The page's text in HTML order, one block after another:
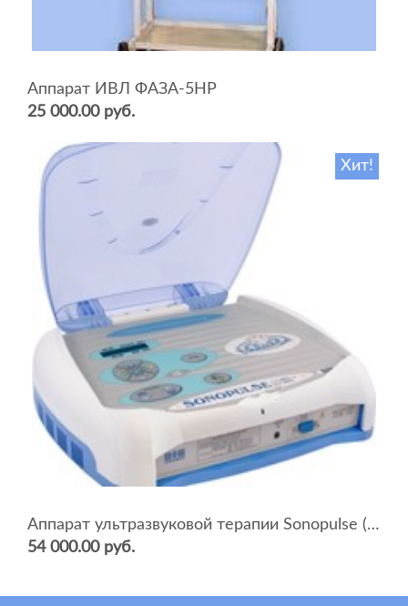
Аппарат ИВЛ ФАЗА-5НР
25 000.00 руб.
Хит!
Аппарат ультразвуковой терапии Sonopulse (мультичастотный 1 и 3 Мгц)
54 000.00 руб.